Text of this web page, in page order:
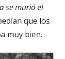
a se murió el
que los
muy bien.